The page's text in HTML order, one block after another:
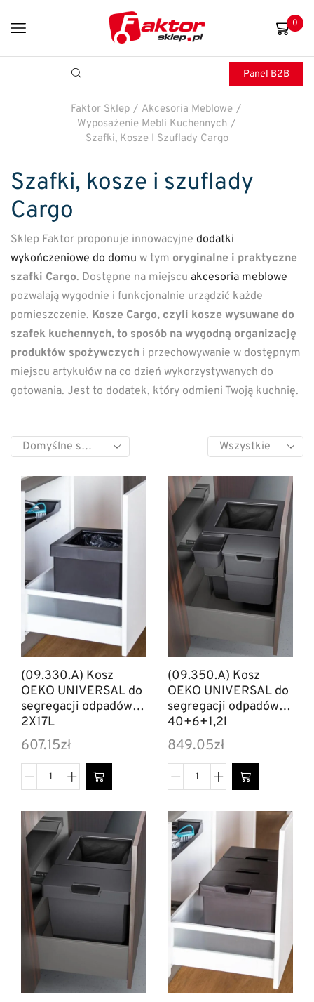
0
Panel B2B
Faktor Sklep / Akcesoria Meblowe /
Wyposażenie Mebli Kuchennych /
Szafki, Kosze I Szuflady Cargo
Szafki, kosze i szuflady
Cargo
Sklep Faktor proponuje innowacyjne dodatki
wykończeniowe do domu w tym oryginalne i praktyczne
szafki Cargo. Dostępne na miejscu akcesoria meblowe
pozwalają wygodnie i funkcjonalnie urządzić każde
pomieszczenie. Kosze Cargo, czyli kosze wysuwane do
szafek kuchennych, to sposób na wygodną organizację
produktów spożywczych i przechowywanie w dostępnym
miejscu artykułów na co dzień wykorzystywanych do
gotowania. Jest to dodatek, który odmieni Twoją kuchnię.
(09.330.A) Kosz
OEKO UNIVERSAL do
segregacji odpadów
2X17L
607.15zł
(09.350.A) Kosz
OEKO UNIVERSAL do
segregacji odpadów
40+6+1,2l
849.05zł